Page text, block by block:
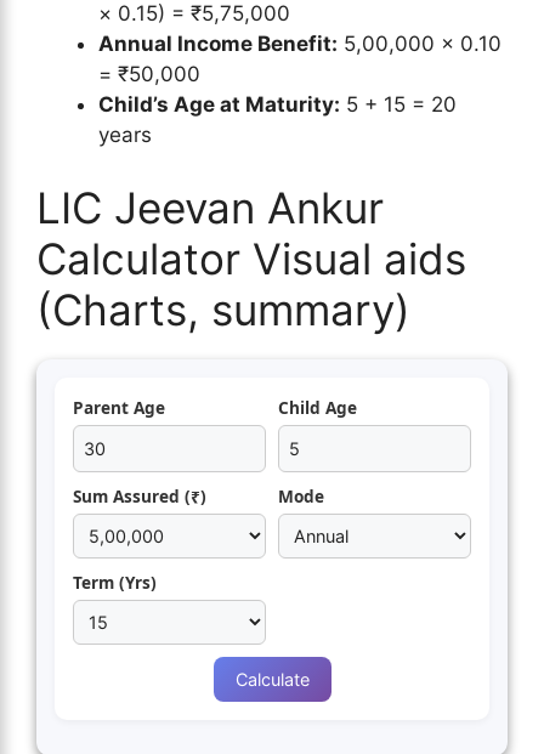
× 0.15) = ₹5,75,000
Annual Income Benefit: 5,00,000 × 0.10
= ₹50,000
Child’s Age at Maturity: 5 + 15 = 20
years
LIC Jeevan Ankur
Calculator Visual aids
(Charts, summary)
Parent Age Child Age
Sum Assured (₹) Mode
Term (Yrs)
Calculate